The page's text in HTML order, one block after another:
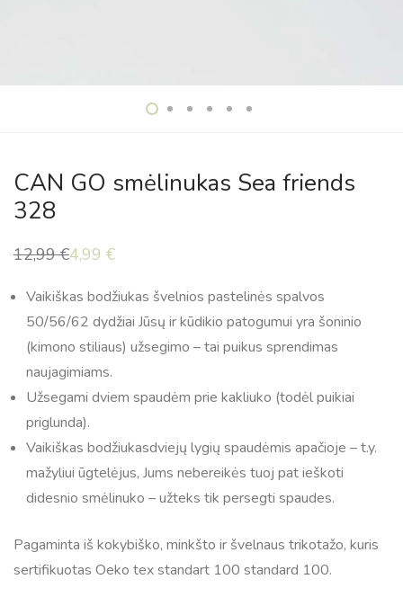
CAN GO smėlinukas Sea friends
328
12,99€
Original
12,99 €.
4,99 €
Current
4,99 €.
Vaikiškas bodžiukas švelnios pastelinės spalvos
50/56/62 dydžiai Jūsų ir kūdikio patogumui yra šoninio
(kimono stiliaus) užsegimo – tai puikus sprendimas
naujagimiams.
Užsegami dviem spaudėm prie kakliuko (todėl puikiai
priglunda).
Vaikiškas bodžiukasdviejų lygių spaudėmis apačioje – t.y.
mažyliui ūgtelėjus, Jums nebereikės tuoj pat ieškoti
didesnio smėlinuko – užteks tik persegti spaudes.
Pagaminta iš kokybiško, minkšto ir švelnaus trikotažo, kuris
sertifikuotas Oeko tex standart 100 standard 100.